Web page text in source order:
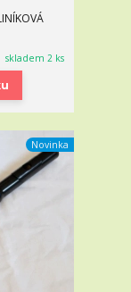
skladem 2 ks
Novinka